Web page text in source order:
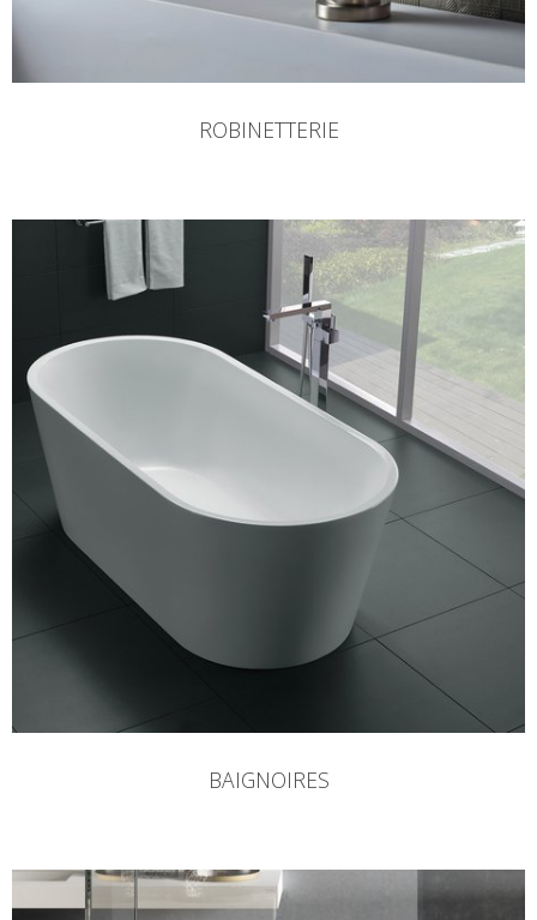
ROBINETTERIE
BAIGNOIRES